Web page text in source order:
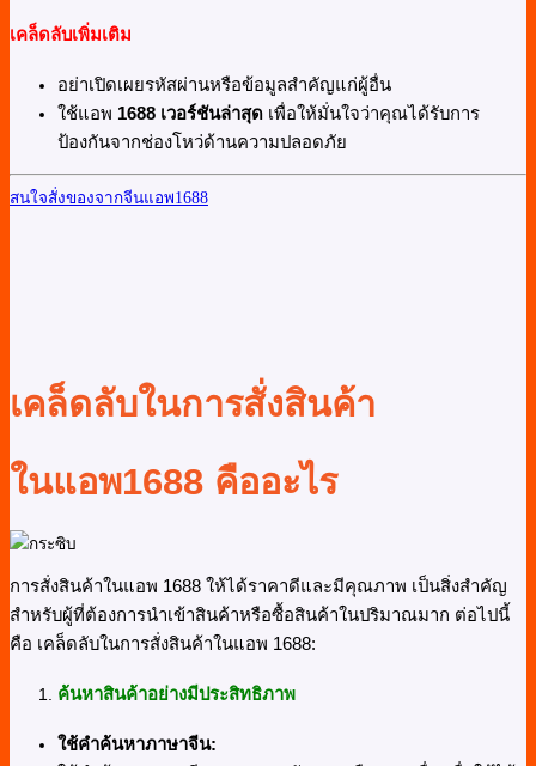
เคล็ดลับเพิ่มเติม
อย่าเปิดเผยรหัสผ่านหรือข้อมูลสำคัญแก่ผู้อื่น
ใช้แอพ 1688 เวอร์ชันล่าสุด เพื่อให้มั่นใจว่าคุณได้รับการ
ป้องกันจากช่องโหว่ด้านความปลอดภัย
สนใจสั่งของจากจีนแอพ1688
เคล็ดลับในการสั่งสินค้า
ในแอพ1688 คืออะไร
การสั่งสินค้าในแอพ 1688 ให้ได้ราคาดีและมีคุณภาพ เป็นสิ่งสำคัญ
สำหรับผู้ที่ต้องการนำเข้าสินค้าหรือซื้อสินค้าในปริมาณมาก ต่อไปนี้
คือ เคล็ดลับในการสั่งสินค้าในแอพ 1688:
ค้นหาสินค้าอย่างมีประสิทธิภาพ
ใช้คำค้นหาภาษาจีน: